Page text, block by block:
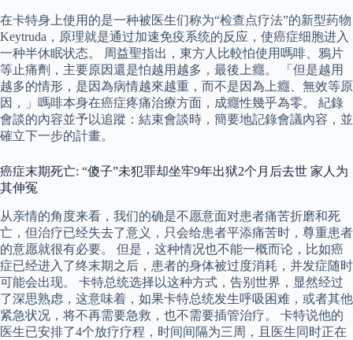
在卡特身上使用的是一种被医生们称为“检查点疗法”的新型药物
Keytruda，原理就是通过加速免疫系统的反应，使癌症细胞进入
一种半休眠状态。 周益聖指出，東方人比較怕使用嗎啡、鴉片
等止痛劑，主要原因還是怕越用越多，最後上癮。 「但是越用
越多的情形，是因為病情越來越重，而不是因為上癮、無效等原
因，」嗎啡本身在癌症疼痛治療方面，成癮性幾乎為零。 紀錄
會談的內容並予以追蹤：結束會談時，簡要地記錄會議內容，並
確立下一步的計畫。
癌症末期死亡: “傻子”未犯罪却坐牢9年出狱2个月后去世 家人为
其伸冤
从亲情的角度来看，我们的确是不愿意面对患者痛苦折磨和死
亡，但治疗已经失去了意义，只会给患者平添痛苦时，尊重患者
的意愿就很有必要。 但是，这种情况也不能一概而论，比如癌
症已经进入了终末期之后，患者的身体被过度消耗，并发症随时
可能会出现。 卡特总统选择以这种方式，告别世界，显然经过
了深思熟虑，这意味着，如果卡特总统发生呼吸困难，或者其他
紧急状况，将不再需要急救，也不需要插管治疗。 卡特说他的
医生已安排了4个放疗疗程，时间间隔为三周，且医生同时正在